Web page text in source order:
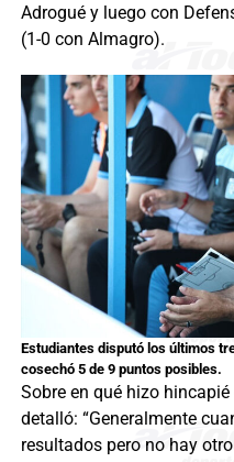
Adrogué y luego con
(1-0 con Almagro).
Estudiantes disputó los últimos
cosechó 5 de 9 puntos posibles.
Sobre en qué hizo
detalló: “Generalmente
resultados pero no hay